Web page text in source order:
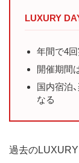
1
30
LUXURY
年間で4
開催期間
国内宿泊
なる
過去の